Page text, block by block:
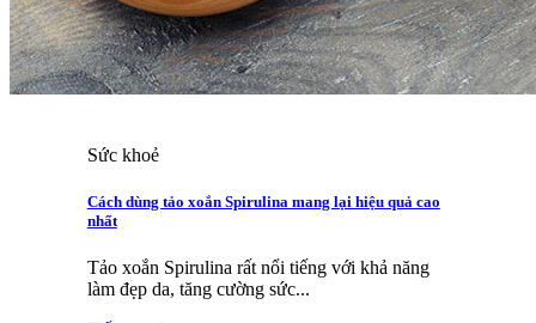
Sức khoẻ
Cách dùng tảo xoắn Spirulina mang lại hiệu quả cao
nhất
Tảo xoắn Spirulina rất nổi tiếng với khả năng
làm đẹp da, tăng cường sức...